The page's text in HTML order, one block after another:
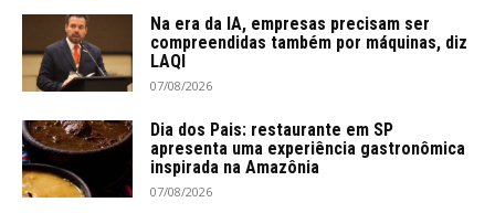
Na era da IA, empresas precisam ser
compreendidas também por máquinas, diz
LAQI
07/08/2026
Dia dos Pais: restaurante em SP
apresenta uma experiência gastronômica
inspirada na Amazônia
07/08/2026